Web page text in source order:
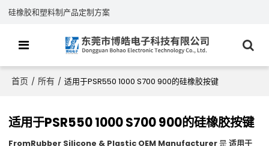
硅橡胶和塑料制产品定制方案
首页 / 所有 / 适用于PSR550 1000 S700 900的硅橡胶按键
适用于PSR550 1000 S700 900的硅橡胶按键
FromRubber Silicone & Plastic OEM Manufacturer是适用于